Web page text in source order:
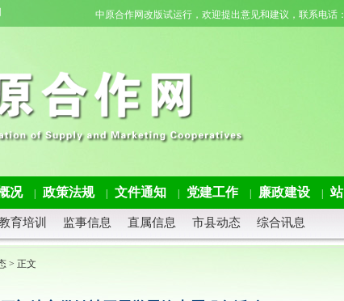
中原合作网改版试运行，欢迎提出意见和建议，联系电话：
况 政策法规 文件通知 党建工作 廉政建设
育培训 监事信息 直属信息 市县动态 综合讯息
> 正文